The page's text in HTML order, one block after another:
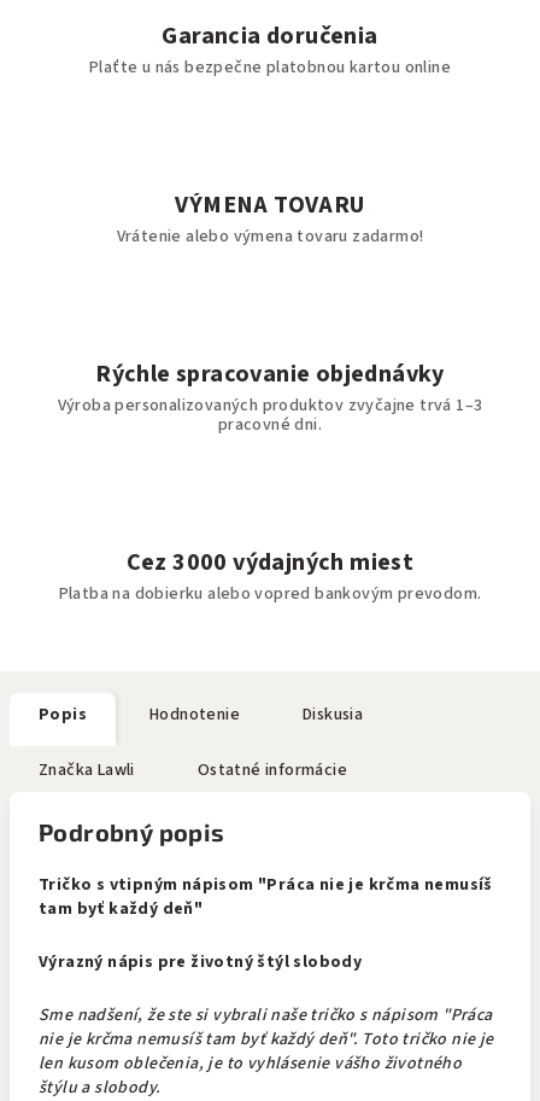
Garancia doručenia
Plaťte u nás bezpečne platobnou kartou online
VÝMENA TOVARU
Vrátenie alebo výmena tovaru zadarmo!
Rýchle spracovanie objednávky
Výroba personalizovaných produktov zvyčajne trvá 1–3
pracovné dni.
Cez 3000 výdajných miest
Platba na dobierku alebo vopred bankovým prevodom.
Popis Hodnotenie Diskusia
Značka Lawli Ostatné informácie
Podrobný popis
Tričko s vtipným nápisom "Práca nie je krčma nemusíš
tam byť každý deň"
Výrazný nápis pre životný štýl slobody
Sme nadšení, že ste si vybrali naše tričko s nápisom "Práca
nie je krčma nemusíš tam byť každý deň". Toto tričko nie je
len kusom oblečenia, je to vyhlásenie vášho životného
štýlu a slobody.